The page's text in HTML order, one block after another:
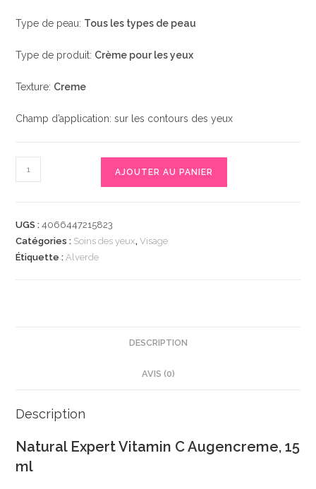
Type de peau: Tous les types de peau
Type de produit: Crème pour les yeux
Texture: Creme
Champ d’application: sur les contours des yeux
de
Vitamin
C
illumine
regard
|
AJOUTER AU PANIER
UGS :4066447215823
Catégories : Soins des yeux,Visage
Étiquette :Alverde
DESCRIPTION
AVIS (0)
Description
Natural Expert Vitamin C Augencreme, 15
ml